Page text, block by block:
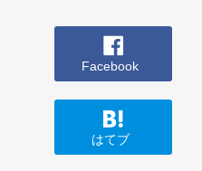
Facebook
はてブ